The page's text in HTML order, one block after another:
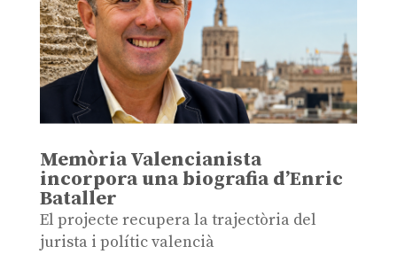
Memòria Valencianista
incorpora una biografia d’Enric
Bataller
El projecte recupera la trajectòria del
jurista i polític valencià